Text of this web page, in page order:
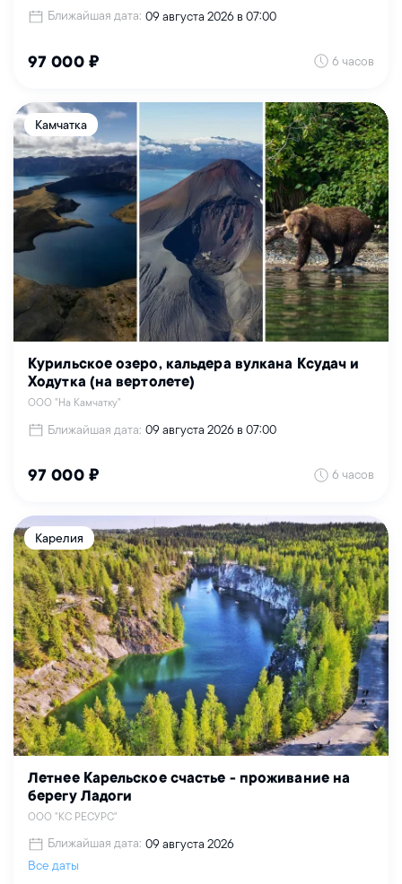
Ближайшая дата: 09 августа 2026 в 07:00
97 000 ₽ 6 часов
Камчатка
Курильское озеро, кальдера вулкана Ксудач и
Ходутка (на вертолете)
ООО "На Камчатку"
Ближайшая дата: 09 августа 2026 в 07:00
97 000 ₽ 6 часов
Карелия
Летнее Карельское счастье - проживание на
берегу Ладоги
ООО "КС РЕСУРС"
Ближайшая дата: 09 августа 2026
Все даты